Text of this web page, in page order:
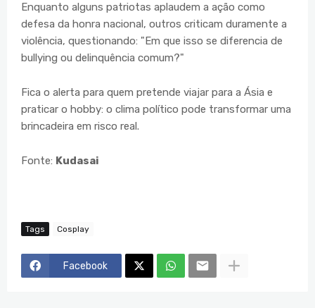
Enquanto alguns patriotas aplaudem a ação como
defesa da honra nacional, outros criticam duramente a
violência, questionando: "Em que isso se diferencia de
bullying ou delinquência comum?"
Fica o alerta para quem pretende viajar para a Ásia e
praticar o hobby: o clima político pode transformar uma
brincadeira em risco real.
Fonte: Kudasai
Tags Cosplay
Facebook